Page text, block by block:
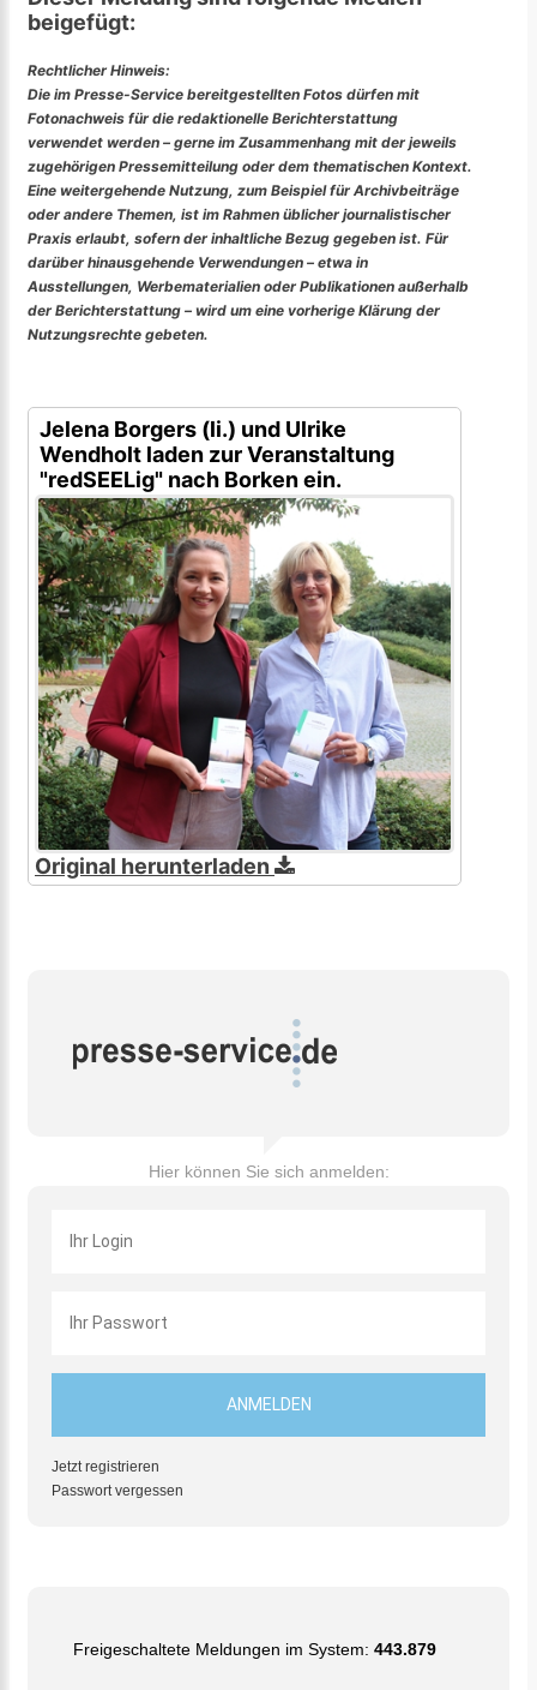
beigefügt:
Rechtlicher Hinweis:
Die im Presse-Service bereitgestellten Fotos dürfen mit
Fotonachweis für die redaktionelle Berichterstattung
verwendet werden – gerne im Zusammenhang mit der jeweils
zugehörigen Pressemitteilung oder dem thematischen Kontext.
Eine weitergehende Nutzung, zum Beispiel für Archivbeiträge
oder andere Themen, ist im Rahmen üblicher journalistischer
Praxis erlaubt, sofern der inhaltliche Bezug gegeben ist. Für
darüber hinausgehende Verwendungen – etwa in
Ausstellungen, Werbematerialien oder Publikationen außerhalb
der Berichterstattung – wird um eine vorherige Klärung der
Nutzungsrechte gebeten.
Jelena Borgers (li.) und Ulrike
Wendholt laden zur Veranstaltung
"redSEELig" nach Borken ein.
Original herunterladen
Hier können Sie sich anmelden:
Jetzt registrieren
Passwort vergessen
Freigeschaltete Meldungen im System: 443.879